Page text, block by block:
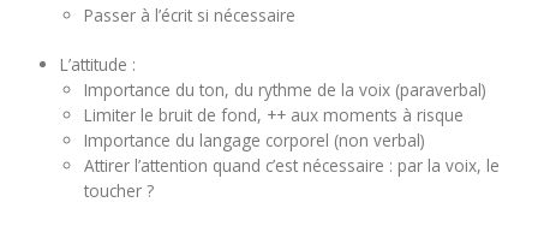
Passer à l’écrit si nécessaire
L’attitude :
Importance du ton, du rythme de la voix (paraverbal)
Limiter le bruit de fond, ++ aux moments à risque
Importance du langage corporel (non verbal)
Attirer l’attention quand c’est nécessaire : par la voix, le
toucher ?